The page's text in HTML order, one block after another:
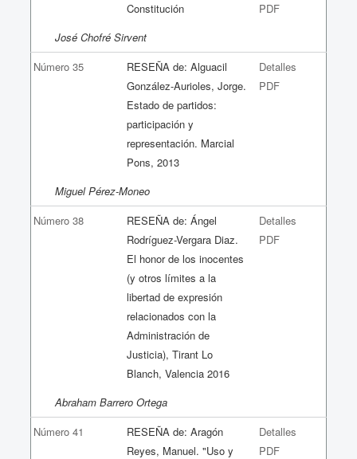
Constitución
PDF
José Chofré Sirvent
Número 35
RESEÑA de: Alguacil
González-Aurioles, Jorge.
Estado de partidos:
participación y
representación. Marcial
Pons, 2013
Detalles
PDF
Miguel Pérez-Moneo
Número 38
RESEÑA de: Ángel
Rodríguez-Vergara Diaz.
El honor de los inocentes
(y otros límites a la
libertad de expresión
relacionados con la
Administración de
Justicia), Tirant Lo
Blanch, Valencia 2016
Detalles
PDF
Abraham Barrero Ortega
Número 41
RESEÑA de: Aragón
Reyes, Manuel. "Uso y
Detalles
PDF